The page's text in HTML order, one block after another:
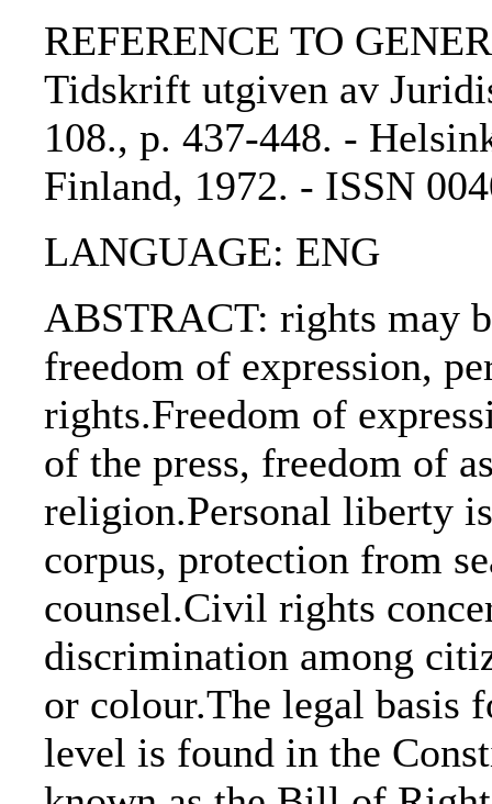
REFERENCE TO
Tidskrift utgiven av
108., p. 437-448. -
Finland, 1972. - ISSN
LANGUAGE: ENG
ABSTRACT: rights may
freedom of expression,
rights.Freedom of
of the press, freedom of
religion.Personal liberty
corpus, protection from
counsel.Civil rights
discrimination among
or colour.The legal basis
level is found in the